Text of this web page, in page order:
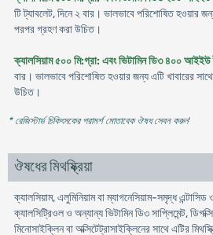
টি ট্যাবলেট, দিনে ২ বার। ভালভাবে পরিশোষিত হওয়ার
পরপর গ্রহণ করা উচিত।
ক্যালসিয়াম ৫০০ মি:গ্রা: এবং ভিটামিন ডি৩ ৪০০ আইইউ
বার। ভালভাবে পরিশোষিত হওয়ার জন্য এটি খাবারের
উচিত।
* রেজিস্টার্ড চিকিৎসকের পরামর্শ মোতাবেক ঔষধ সেবন করুন'
ঔষধের মিথষ্ক্রিয়া
ক্যালসিয়াম, এলুমিনিয়াম বা ম্যাগনেসিয়াম-সমৃদ্ধ এন্টাসিড
ক্যালসিট্রিওল ও অন্যান্য ভিটামিন ডি৩ সাপ্লিমেন্ট,
মিনোসাইক্লিন বা অক্সিটেট্রাসাইক্লিনের সাথে এটির